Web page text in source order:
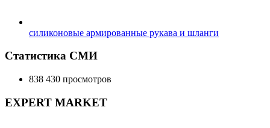
силиконовые армированные рукава и шланги
Статистика СМИ
838 430 просмотров
EXPERT MARKET